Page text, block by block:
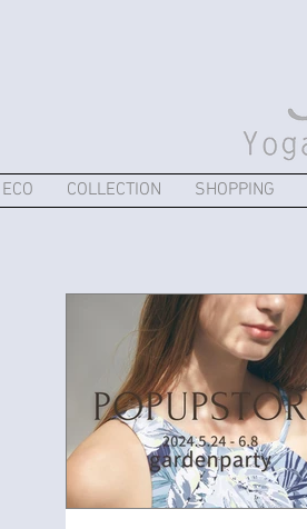
ECO COLLECTION SHOPPING
件の記事